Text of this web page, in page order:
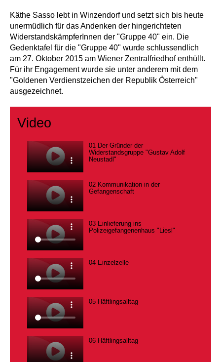
Käthe Sasso lebt in Winzendorf und setzt sich bis heute
unermüdlich für das Andenken der hingerichteten
WiderstandskämpferInnen der "Gruppe 40" ein. Die
Gedenktafel für die "Gruppe 40" wurde schlussendlich
am 27. Oktober 2015 am Wiener Zentralfriedhof enthüllt.
Für ihr Engagement wurde sie unter anderem mit dem
"Goldenen Verdienstzeichen der Republik Österreich"
ausgezeichnet.
Video
01 Der Gründer der
Widerstandsgruppe "Gustav Adolf
Neustadl"
02 Kommunikation in der
Gefangenschaft
03 Einlieferung ins
Polizeigefangenenhaus "Liesl"
04 Einzelzelle
05 Häftlingsalltag
06 Häftlingsalltag